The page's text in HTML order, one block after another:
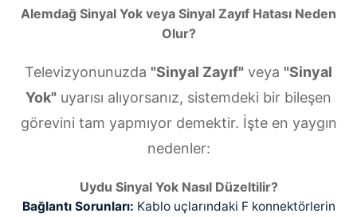
Alemdağ Sinyal Yok veya Sinyal Zayıf Hatası Neden
Olur?
Televizyonunuzda "Sinyal Zayıf" veya "Sinyal
Yok" uyarısı alıyorsanız, sistemdeki bir bileşen
görevini tam yapmıyor demektir. İşte en yaygın
nedenler:
Uydu Sinyal Yok Nasıl Düzeltilir?
Bağlantı Sorunları: Kablo uçlarındaki F konnektörlerin